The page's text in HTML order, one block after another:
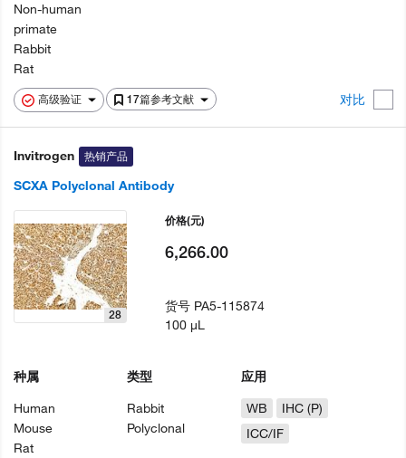
高级验证 17篇参考文献 对比
Non-human
primate
Rabbit
Rat
Invitrogen 热销产品
SCXA Polyclonal Antibody
28
种属
Human
Mouse
Rat
类型
Rabbit
Polyclonal
应用
WB
IHC (P)
ICC/IF
价格(元)
6,266.00
货号 PA5-115874
100 µL